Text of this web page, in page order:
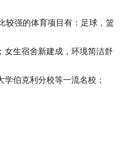
较强的体育项目有：足球，篮
女生宿舍新建成，环境简洁舒
伯克利分校等一流名校；